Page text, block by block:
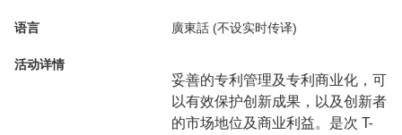
语言 廣東話 (不设实时传译)
活动详情
妥善的专利管理及专利商业化，可
以有效保护创新成果，以及创新者
的市场地位及商业利益。是次 T-